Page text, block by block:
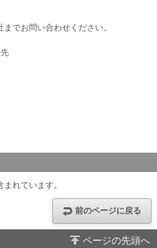
でお問い合わせください。
れています。
前のページに戻る
ページの先頭へ